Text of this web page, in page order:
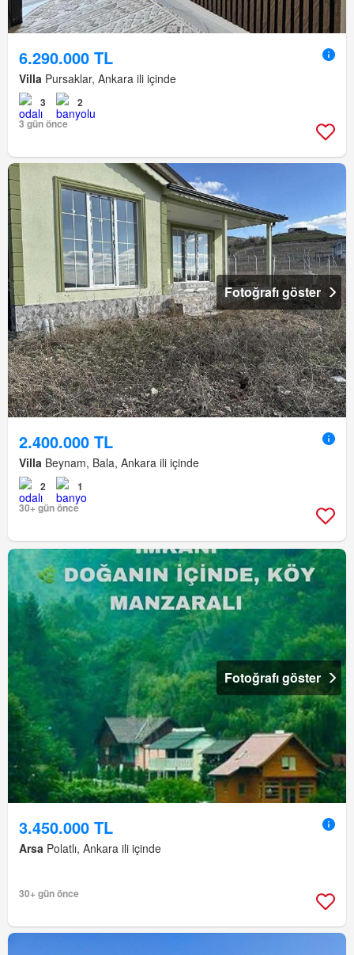
6.290.000 TL
Villa Pursaklar, Ankara ili içinde
3
2
3 gün önce
Fotoğrafı göster
2.400.000 TL
Villa Beynam, Bala, Ankara ili içinde
2
1
30+ gün önce
Fotoğrafı göster
3.450.000 TL
Arsa Polatlı, Ankara ili içinde
30+ gün önce